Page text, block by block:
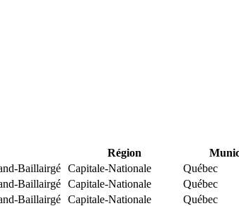
Région
Baillairgé Capitale-Nationale
Québec
Baillairgé Capitale-Nationale
Québec
Baillairgé Capitale-Nationale
Québec